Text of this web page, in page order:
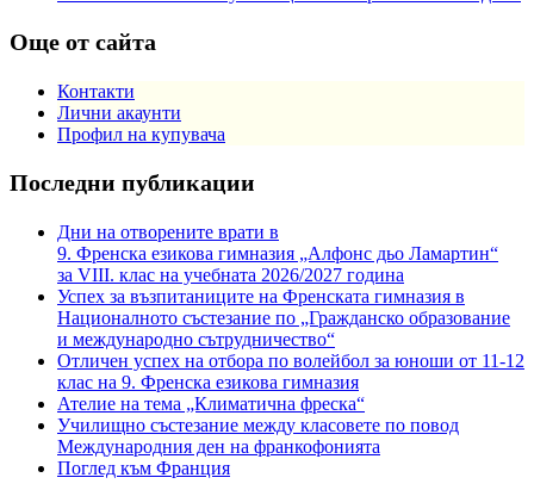
Още от сайта
Контакти
Лични акаунти
Профил на купувача
Последни публикации
Дни на отворените врати в
9. Френска езикова гимназия „Алфонс дьо Ламартин“
за VIII. клас на учебната 2026/2027 година
Успех за възпитаниците на Френската гимназия в
Националното състезание по „Гражданско образование
и международно сътрудничество“
Отличен успех на отбора по волейбол за юноши от 11-12
клас на 9. Френска езикова гимназия
Ателие на тема „Климатична фреска“
Училищно състезание между класовете по повод
Международния ден на франкофонията
Поглед към Франция